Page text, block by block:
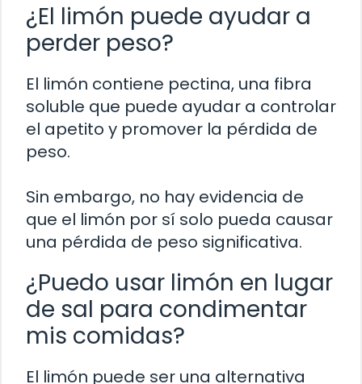
¿El limón puede ayudar a
perder peso?
El limón contiene pectina, una fibra
soluble que puede ayudar a controlar
el apetito y promover la pérdida de
peso.
Sin embargo, no hay evidencia de
que el limón por sí solo pueda causar
una pérdida de peso significativa.
¿Puedo usar limón en lugar
de sal para condimentar
mis comidas?
El limón puede ser una alternativa